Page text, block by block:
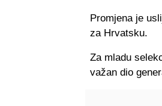
Promjena je
za Hrvatsku.
Za mladu
važan dio